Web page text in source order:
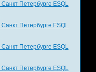
Петербурге ESQL
Петербурге ESQL
Петербурге ESQL
Петербурге ESQL